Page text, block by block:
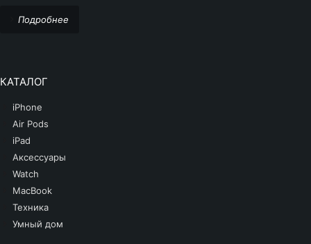
Подробнее
КАТАЛОГ
iPhone
Air Pods
iPad
Аксессуары
Watch
MacBook
Техника
Умный дом